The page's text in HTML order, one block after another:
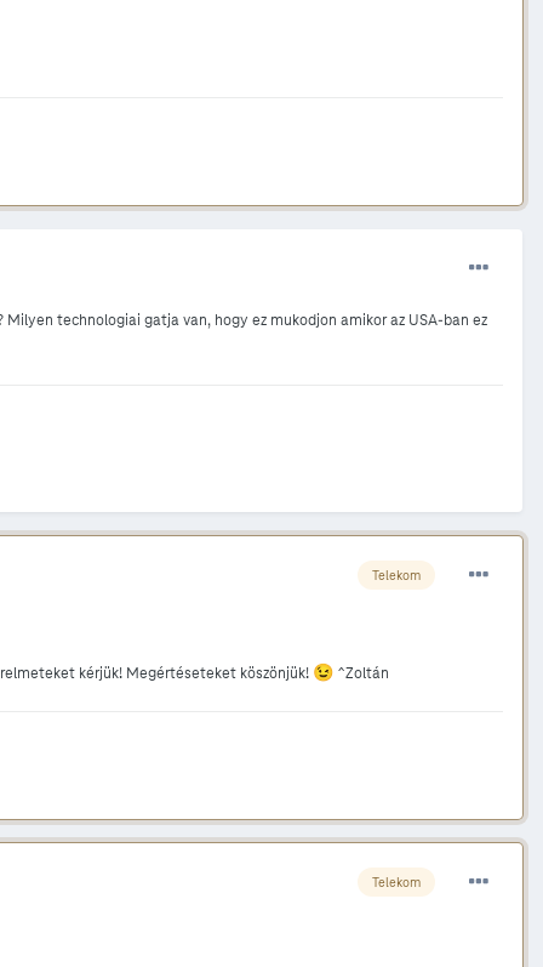
technologiai gatja van, hogy ez mukodjon amikor az USA-ban ez
Telekom
kérjük! Megértéseteket köszönjük! 😉 ^Zoltán
Telekom